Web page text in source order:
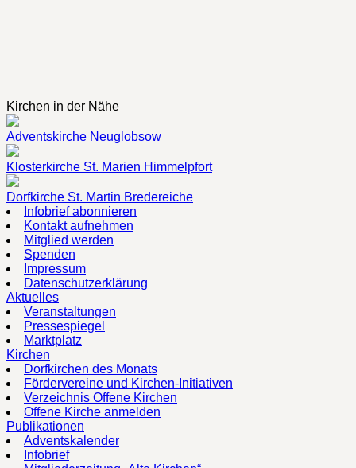
Kirchen in der Nähe
Adventskirche Neuglobsow
Klosterkirche St. Marien Himmelpfort
Dorfkirche St. Martin Bredereiche
Infobrief abonnieren
Kontakt aufnehmen
Mitglied werden
Spenden
Impressum
Datenschutzerklärung
Aktuelles
Veranstaltungen
Pressespiegel
Marktplatz
Kirchen
Dorfkirchen des Monats
Fördervereine und Kirchen-Initiativen
Verzeichnis Offene Kirchen
Offene Kirche anmelden
Publikationen
Adventskalender
Infobrief